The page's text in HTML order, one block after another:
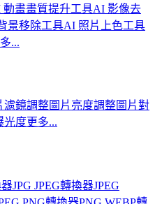
動畫畫質提升工具AI 影像去
景移除工具AI 照片上色工具
...
濾鏡調整圖片亮度調整圖片對
光度更多...
器JPG JPEG轉換器JPEG